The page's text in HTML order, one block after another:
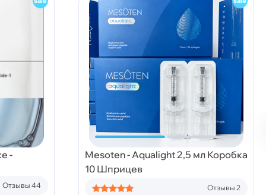
-
Отзывы 44
Mesoten - Aqualight 2,5 мл Коробка
10 Шприцев
Отзывы 2